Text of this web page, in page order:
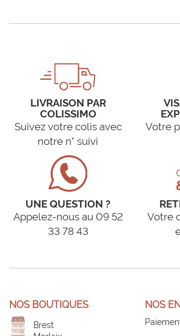
LIVRAISON PAR
COLISSIMO
Suivez votre colis avec
notre n° suivi
Votre
UNE QUESTION ?
Appelez-nous au 09 52
33 78 43
Votre
NOS BOUTIQUES
Brest
NOS